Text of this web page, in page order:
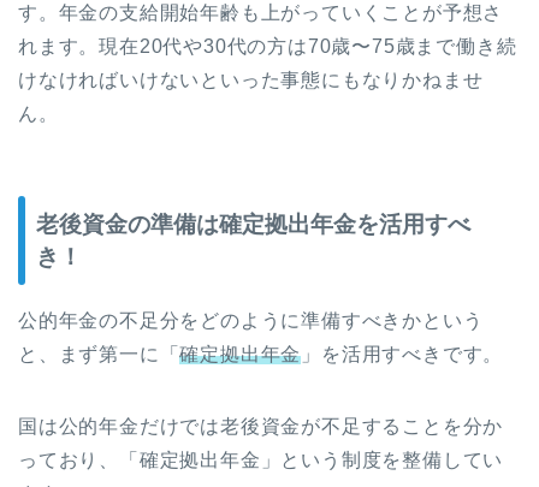
す。年金の支給開始年齢も上がっていくことが予想さ
れます。現在20代や30代の方は70歳〜75歳まで働き続
けなければいけないといった事態にもなりかねませ
ん。
老後資金の準備は確定拠出年金を活用すべ
き！
公的年金の不足分をどのように準備すべきかという
と、まず第一に「確定拠出年金 」を活用すべきです。
国は公的年金だけでは老後資金が不足することを分か
っており、「確定拠出年金」という制度を整備してい